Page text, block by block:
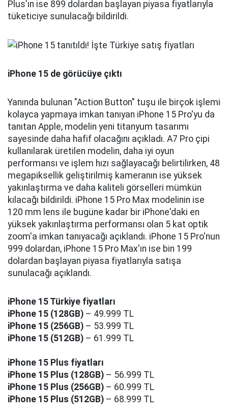
Plus'ın ise 899 dolardan başlayan piyasa fiyatlarıyla
tüketiciye sunulacağı bildirildi.
iPhone 15 de görücüye çıktı
Yanında bulunan "Action Button" tuşu ile birçok işlemi
kolayca yapmaya imkan tanıyan iPhone 15 Pro'yu da
tanıtan Apple, modelin yeni titanyum tasarımı
sayesinde daha hafif olacağını açıkladı. A7 Pro çipi
kullanılarak üretilen modelin, daha iyi oyun
performansı ve işlem hızı sağlayacağı belirtilirken, 48
megapiksellik geliştirilmiş kameranın ise yüksek
yakınlaştırma ve daha kaliteli görselleri mümkün
kılacağı bildirildi. iPhone 15 Pro Max modelinin ise
120 mm lens ile bugüne kadar bir iPhone'daki en
yüksek yakınlaştırma performansı olan 5 kat optik
zoom'a imkan tanıyacağı açıklandı. iPhone 15 Pro'nun
999 dolardan, iPhone 15 Pro Max'ın ise bin 199
dolardan başlayan piyasa fiyatlarıyla satışa
sunulacağı açıklandı.
iPhone 15 Türkiye fiyatları
iPhone 15 (128GB) – 49.999 TL
iPhone 15 (256GB) – 53.999 TL
iPhone 15 (512GB) – 61.999 TL
iPhone 15 Plus fiyatları
iPhone 15 Plus (128GB) – 56.999 TL
iPhone 15 Plus (256GB) – 60.999 TL
iPhone 15 Plus (512GB) – 68.999 TL